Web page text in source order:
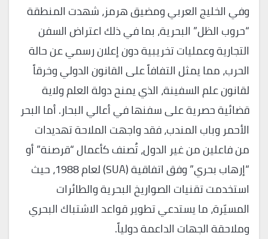
وفي الخليج العربي ومضيق هرمز، شهدت المنطقة
“حروب الظل” البحرية، بما في ذلك اعتراض السفن
التجارية وعمليات تخريبية دون إعلان رسمي عن حالة
الحرب، مما يمثل التفافاً على القانون الدولي وخرقاً
لقانون علم السفينة، الذي يمنح دولة العلم ولاية
قضائية حصرية على سفنها في أعالي البحار. أما البحر
الأحمر وباب المندب، فقد واجهت الملاحة تهديدات
من فاعلين من غير الدول، تُصنف كأعمال “قرصنة” أو
“إرهاب بحري” وفق اتفاقية (SUA) لعام 1988، حيث
استخدمت تقنيات الصواريخ البحرية والطائرات
المسيّرة، ما يستدعي تطوير قواعد الاشتباك البحري
وملاحقة الجهات الداعمة دولياً.